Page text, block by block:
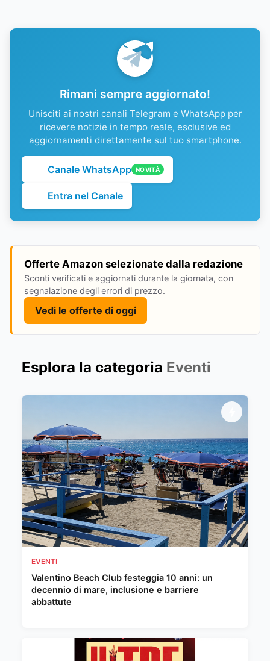
Rimani sempre aggiornato!
Unisciti ai nostri canali Telegram e WhatsApp per
ricevere notizie in tempo reale, esclusive ed
aggiornamenti direttamente sul tuo smartphone.
Canale WhatsApp NOVITÀ
Entra nel Canale
Offerte Amazon selezionate dalla redazione
Sconti verificati e aggiornati durante la giornata, con
segnalazione degli errori di prezzo.
Vedi le offerte di oggi
Esplora la categoria Eventi
EVENTI
Valentino Beach Club festeggia 10 anni: un
decennio di mare, inclusione e barriere
abbattute